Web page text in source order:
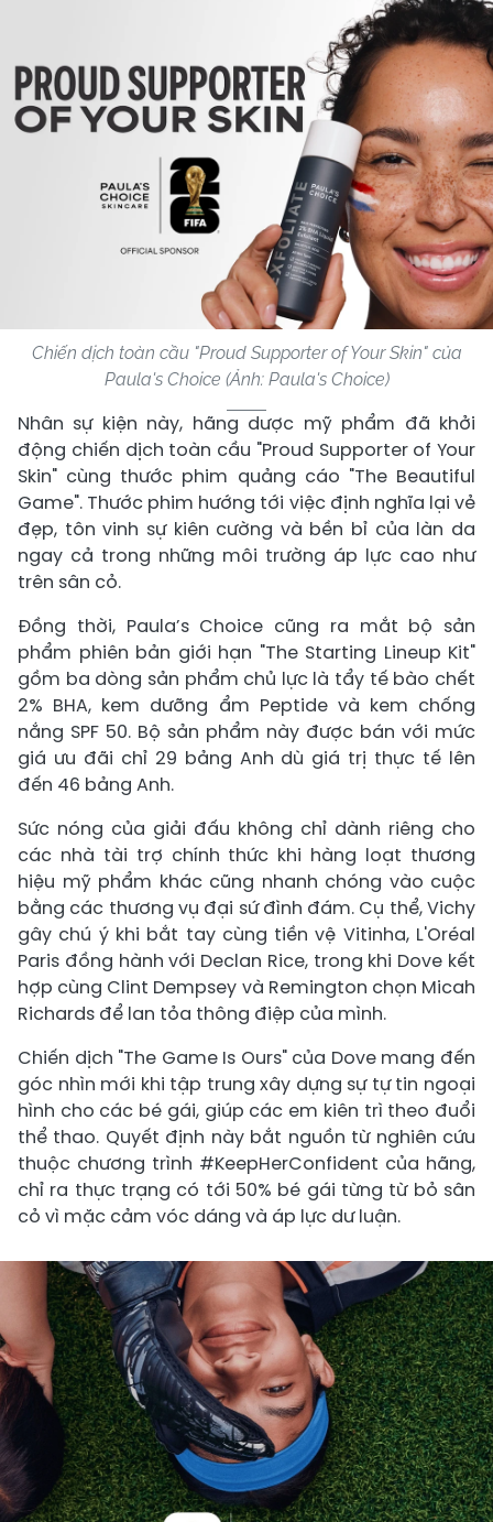
Chiến dịch toàn cầu "Proud Supporter of Your Skin" của
Paula's Choice (Ảnh: Paula's Choice)
Nhân sự kiện này, hãng dược mỹ phẩm đã khởi
động chiến dịch toàn cầu "Proud Supporter of Your
Skin" cùng thước phim quảng cáo "The Beautiful
Game". Thước phim hướng tới việc định nghĩa lại vẻ
đẹp, tôn vinh sự kiên cường và bền bỉ của làn da
ngay cả trong những môi trường áp lực cao như
trên sân cỏ.
Đồng thời, Paula’s Choice cũng ra mắt bộ sản
phẩm phiên bản giới hạn "The Starting Lineup Kit"
gồm ba dòng sản phẩm chủ lực là tẩy tế bào chết
2% BHA, kem dưỡng ẩm Peptide và kem chống
nắng SPF 50. Bộ sản phẩm này được bán với mức
giá ưu đãi chỉ 29 bảng Anh dù giá trị thực tế lên
đến 46 bảng Anh.
Sức nóng của giải đấu không chỉ dành riêng cho
các nhà tài trợ chính thức khi hàng loạt thương
hiệu mỹ phẩm khác cũng nhanh chóng vào cuộc
bằng các thương vụ đại sứ đình đám. Cụ thể, Vichy
gây chú ý khi bắt tay cùng tiền vệ Vitinha, L'Oréal
Paris đồng hành với Declan Rice, trong khi Dove kết
hợp cùng Clint Dempsey và Remington chọn Micah
Richards để lan tỏa thông điệp của mình.
Chiến dịch "The Game Is Ours" của Dove mang đến
góc nhìn mới khi tập trung xây dựng sự tự tin ngoại
hình cho các bé gái, giúp các em kiên trì theo đuổi
thể thao. Quyết định này bắt nguồn từ nghiên cứu
thuộc chương trình #KeepHerConfident của hãng,
chỉ ra thực trạng có tới 50% bé gái từng từ bỏ sân
cỏ vì mặc cảm vóc dáng và áp lực dư luận.